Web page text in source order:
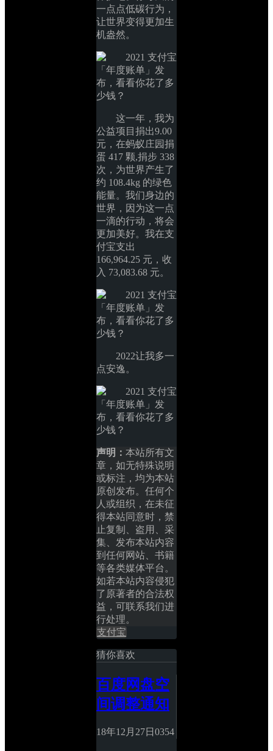
一点点低碳行为，
让世界变得更加生
机盎然。
这一年，我为
公益项目捐出9.00
元，在蚂蚁庄园捐
蛋 417 颗,捐步 338
次，为世界产生了
约 108.4kg 的绿色
能量。我们身边的
世界，因为这一点
一滴的行动，将会
更加美好。我在支
付宝支出
166,964.25 元，收
入 73,083.68 元。
2022让我多一
点安逸。
声明： 本站所有文
章，如无特殊说明
或标注，均为本站
原创发布。任何个
人或组织，在未征
得本站同意时，禁
止复制、盗用、采
集、发布本站内容
到任何网站、书籍
等各类媒体平台。
如若本站内容侵犯
了原著者的合法权
益，可联系我们进
行处理。
支付宝
猜你喜欢
百度网盘空
间调整通知
18年12月27日 0354